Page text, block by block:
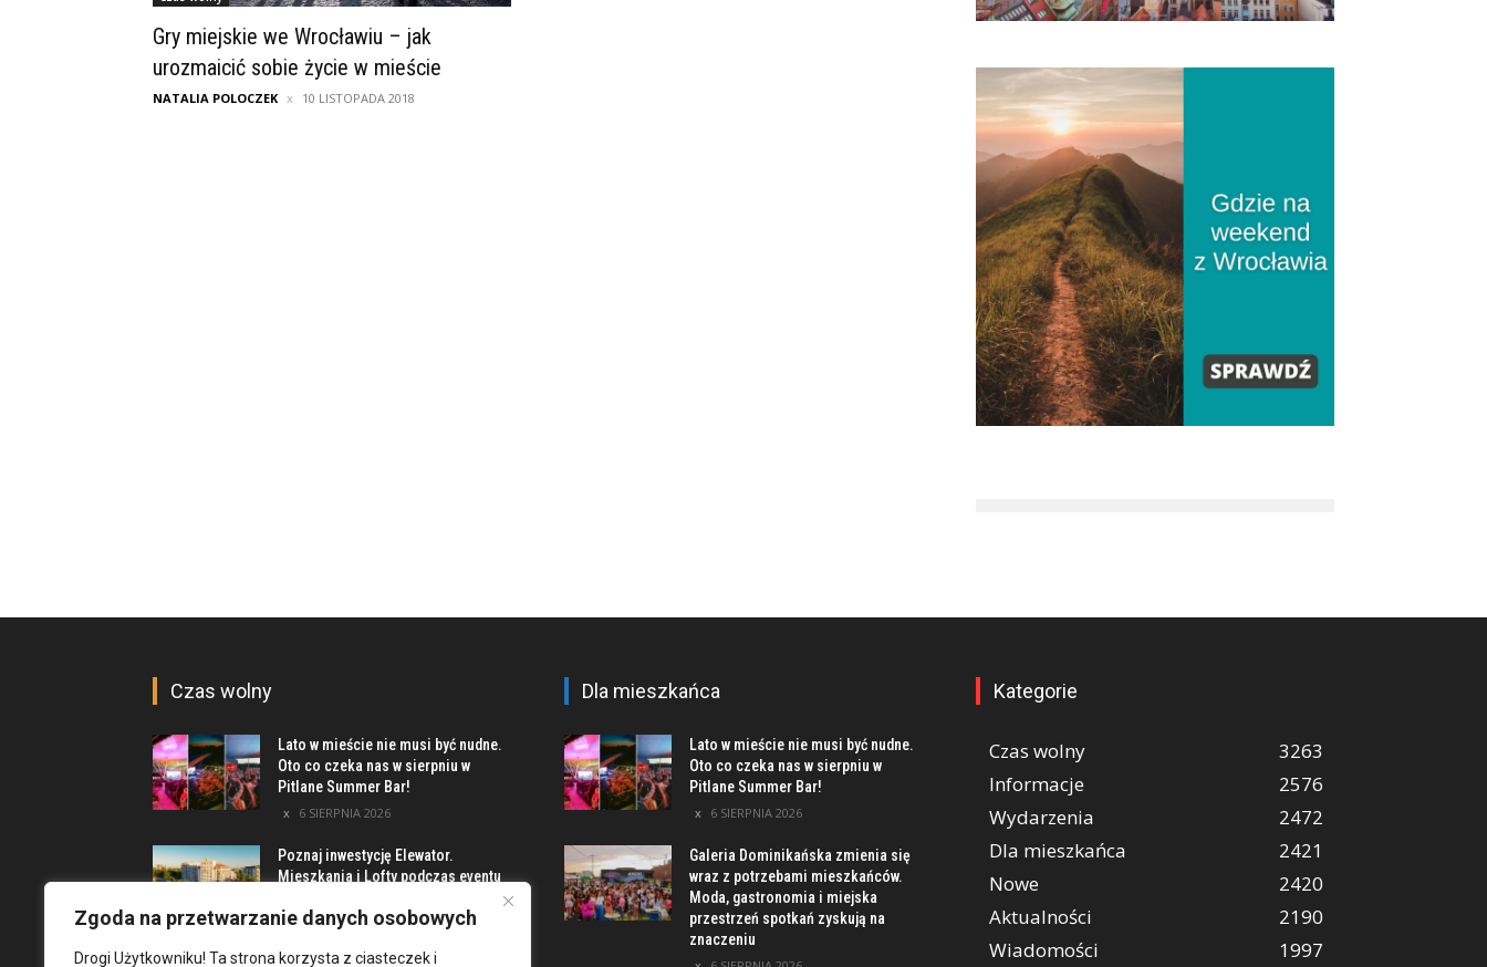
Zgoda na przetwarzanie danych osobowych
Drogi Użytkowniku! Ta strona korzysta z ciasteczek i
Gry miejskie we Wrocławiu – jak
urozmaicić sobie życie w mieście
NATALIA POLOCZEK 10 LISTOPADA 2018
Czas wolny
Lato w mieście nie musi być nudne.
Oto co czeka nas w sierpniu w
Pitlane Summer Bar!
6 SIERPNIA 2026
Poznaj inwestycję Elewator.
Mieszkania i Lofty podczas eventu
5 SIERPNIA 2026
Dla mieszkańca
Lato w mieście nie musi być nudne.
Oto co czeka nas w sierpniu w
Pitlane Summer Bar!
6 SIERPNIA 2026
Galeria Dominikańska zmienia się
wraz z potrzebami mieszkańców.
Moda, gastronomia i miejska
przestrzeń spotkań zyskują na
znaczeniu
Kategorie
Czas wolny
3263
Informacje
2576
Wydarzenia
2472
Dla mieszkańca
2421
Nowe
2420
Aktualności
2190
Wiadomości
1997